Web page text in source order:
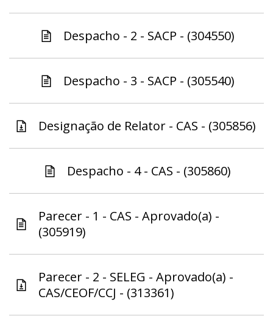
Despacho - 2 - SACP - (304550)
Despacho - 3 - SACP - (305540)
Designação de Relator - CAS - (305856)
Despacho - 4 - CAS - (305860)
Parecer - 1 - CAS - Aprovado(a) -
(305919)
Parecer - 2 - SELEG - Aprovado(a) -
CAS/CEOF/CCJ - (313361)